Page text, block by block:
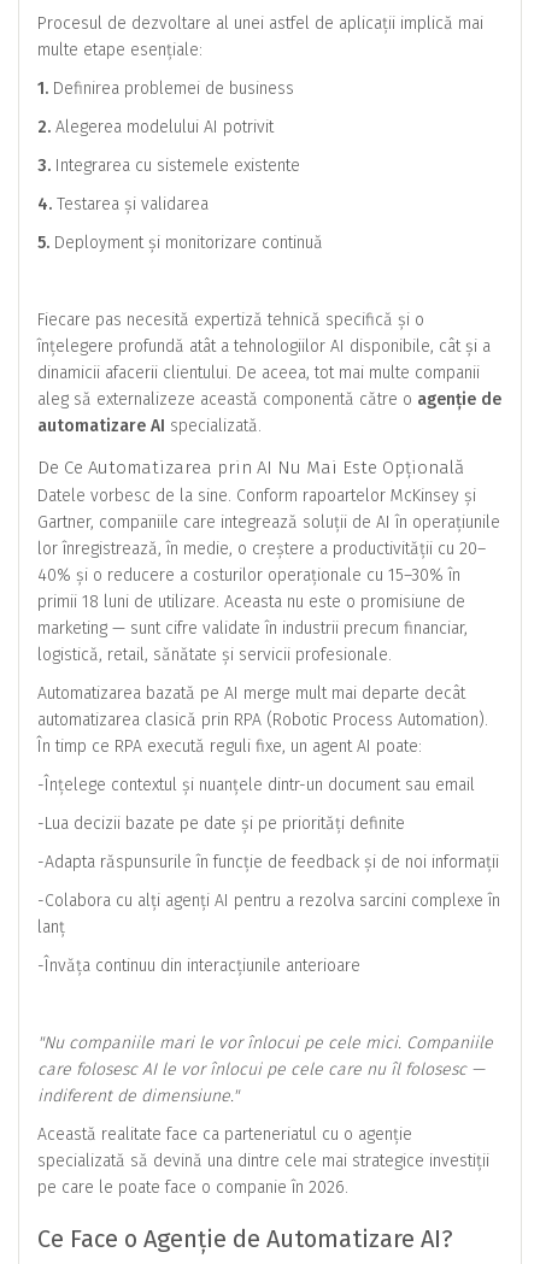
Procesul de dezvoltare al unei astfel de aplicații implică mai
multe etape esențiale:
1. Definirea problemei de business
2. Alegerea modelului AI potrivit
3. Integrarea cu sistemele existente
4. Testarea și validarea
5. Deployment și monitorizare continuă
Fiecare pas necesită expertiză tehnică specifică și o
înțelegere profundă atât a tehnologiilor AI disponibile, cât și a
dinamicii afacerii clientului. De aceea, tot mai multe companii
aleg să externalizeze această componentă către o agenție de
automatizare AI specializată.
De Ce Automatizarea prin AI Nu Mai Este Opțională
Datele vorbesc de la sine. Conform rapoartelor McKinsey și
Gartner, companiile care integrează soluții de AI în operațiunile
lor înregistrează, în medie, o creștere a productivității cu 20–
40% și o reducere a costurilor operaționale cu 15–30% în
primii 18 luni de utilizare. Aceasta nu este o promisiune de
marketing — sunt cifre validate în industrii precum financiar,
logistică, retail, sănătate și servicii profesionale.
Automatizarea bazată pe AI merge mult mai departe decât
automatizarea clasică prin RPA (Robotic Process Automation).
În timp ce RPA execută reguli fixe, un agent AI poate:
-Înțelege contextul și nuanțele dintr-un document sau email
-Lua decizii bazate pe date și pe priorități definite
-Adapta răspunsurile în funcție de feedback și de noi informații
-Colabora cu alți agenți AI pentru a rezolva sarcini complexe în
lanț
-Învăța continuu din interacțiunile anterioare
"Nu companiile mari le vor înlocui pe cele mici. Companiile
care folosesc AI le vor înlocui pe cele care nu îl folosesc —
indiferent de dimensiune."
Această realitate face ca parteneriatul cu o agenție
specializată să devină una dintre cele mai strategice investiții
pe care le poate face o companie în 2026.
Ce Face o Agenție de Automatizare AI?